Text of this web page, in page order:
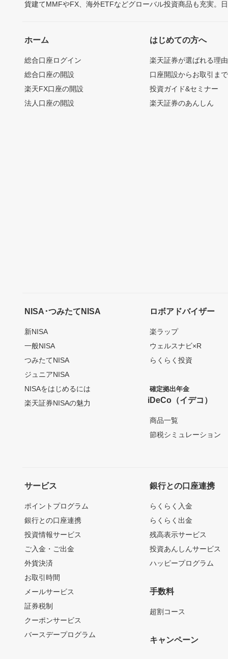
貨建てMMFやFX、海外ETFなどグローバル投資商品も充実。
ホーム
総合口座ログイン
総合口座の開設
楽天FX口座の開設
法人口座の開設
はじめての方へ
楽天証券が選ばれる理由
口座開設からお取引ま
投資ガイド&セミナー
楽天証券のあんしん
NISA･つみたてNISA
新NISA
一般NISA
つみたてNISA
ジュニアNISA
NISAをはじめるには
楽天証券NISAの魅力
ロボアドバイザー
楽ラップ
ウェルスナビ×R
らくらく投資
確定拠出年金
iDeCo（イデコ）
商品一覧
節税シミュレーション
サービス
ポイントプログラム
銀行との口座連携
投資情報サービス
ご入金・ご出金
外貨決済
お取引時間
メールサービス
証券税制
クーポンサービス
バースデープログラム
銀行との口座連携
らくらく入金
らくらく出金
残高表示サービス
投資あんしんサービス
ハッピープログラム
手数料
超割コース
キャンペーン